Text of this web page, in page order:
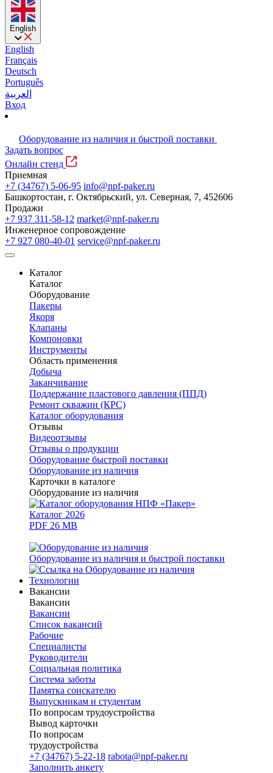
English
English
Français
Deutsch
Português
العربية
Вход
Оборудование из наличия и быстрой поставки
Задать вопрос
Онлайн стенд
Приемная
+7 (34767) 5-06-95 info@npf-paker.ru
Башкортостан, г. Октябрьский, ул. Северная, 7, 452606
Продажи
+7 937 311-58-12 market@npf-paker.ru
Инженерное сопровождение
+7 927 080-40-01 service@npf-paker.ru
Каталог
Каталог
Оборудование
Пакеры
Якоря
Клапаны
Компоновки
Инструменты
Область применения
Добыча
Заканчивание
Поддержание пластового давления (ППД)
Ремонт скважин (КРС)
Каталог оборудования
Отзывы
Видеоотзывы
Отзывы о продукции
Оборудование быстрой поставки
Оборудование из наличия
Карточки в каталоге
Оборудование из наличия
Каталог 2026
PDF 26 MB
Оборудование из наличия и быстрой поставки
Технологии
Вакансии
Вакансии
Вакансии
Список вакансий
Рабочие
Специалисты
Руководители
Cоциальная политика
Система заботы
Памятка соискателю
Выпускникам и студентам
По вопросам трудоустройства
Вывод карточки
По вопросам
трудоустройства
+7 (34767) 5-22-18 rabota@npf-paker.ru
Заполнить анкету